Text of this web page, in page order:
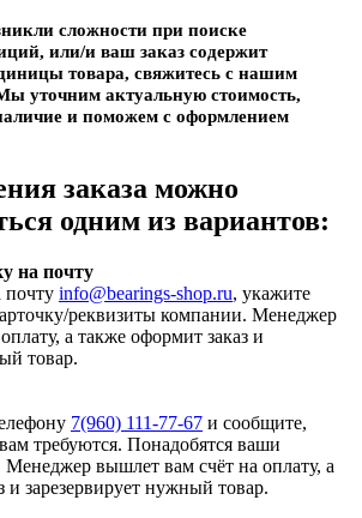
сложности при поиске
или/и ваш заказ содержит
товара, свяжитесь с нашим
уточним актуальную стоимость,
и поможем с оформлением
заказа можно
одним из вариантов:
на почту
почту info@bearings-shop.ru, укажите
реквизиты компании. Менеджер
а также оформит заказ и
товар.
7(960) 111-77-67 и сообщите,
требуются. Понадобятся ваши
вышлет вам счёт на оплату, а
и зарезервирует нужный товар.